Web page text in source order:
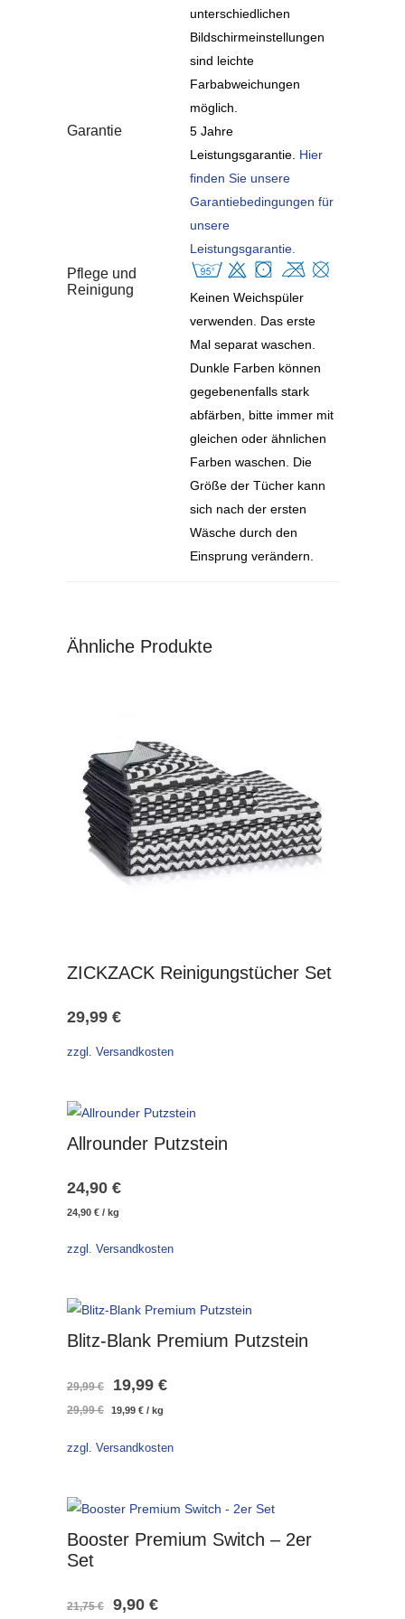
unterschiedlichen
Bildschirmeinstellungen
sind leichte
Farbabweichungen
möglich.
Garantie
5 Jahre
Leistungsgarantie. Hier
finden Sie unsere
Garantiebedingungen für
unsere
Leistungsgarantie.
Pflege und
Reinigung
Keinen Weichspüler
verwenden. Das erste
Mal separat waschen.
Dunkle Farben können
gegebenenfalls stark
abfärben, bitte immer mit
gleichen oder ähnlichen
Farben waschen. Die
Größe der Tücher kann
sich nach der ersten
Wäsche durch den
Einsprung verändern.
Ähnliche Produkte
ZICKZACK Reinigungstücher Set
29,99 €
zzgl. Versandkosten
Allrounder Putzstein
24,90 €
24,90 € / kg
zzgl. Versandkosten
Blitz-Blank Premium Putzstein
29,99€
Ursprünglicher
Preis
war:
19,99 €Aktueller
ist:
29,99€
Ursprünglicher
war:
19,99 €Aktueller
ist:
/ kg
zzgl. Versandkosten
Booster Premium Switch – 2er
Set
21,75€
Ursprünglicher
9,90 €Aktueller